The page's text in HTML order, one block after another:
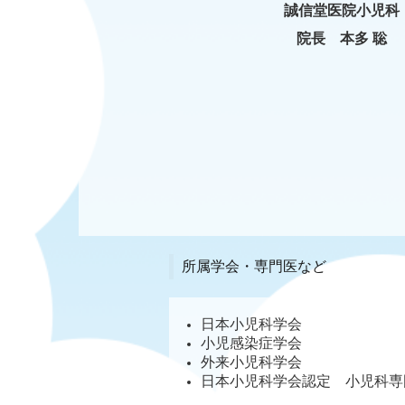
誠信堂医院小児科
院長 本多 聡
所属学会・専門医など
日本小児科学会
小児感染症学会
外来小児科学会
日本小児科学会認定 小児科